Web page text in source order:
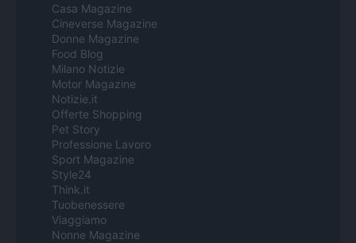
Casa Magazine
Cineverse Magazine
Donne Magazine
Food Blog
Milano Notizie
Motor Magazine
Notizie.it
Offerte Shopping
Pet Story
Professione Lavoro
Sport Magazine
Style24
Think.it
Tuobenessere
Viaggiamo
Nonne Magazine